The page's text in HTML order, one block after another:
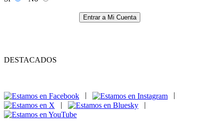
Entrar a Mi Cuenta
DESTACADOS
|
|